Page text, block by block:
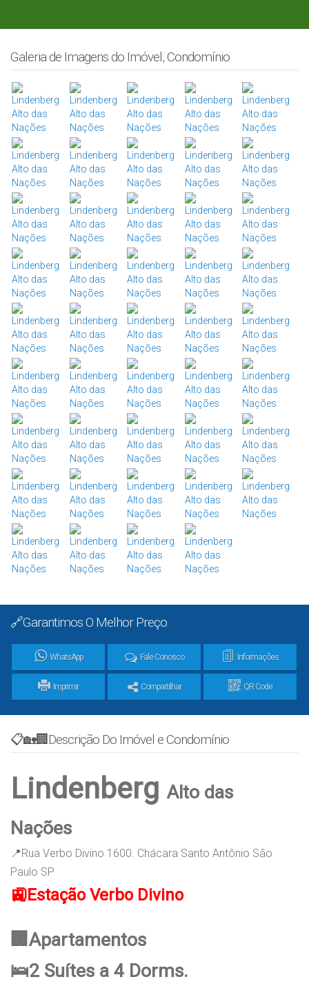
Galeria de Imagens do Imóvel, Condomínio
🔗Garantimos O Melhor Preço.
WhatsApp Fale Conosco Informações
Imprimir Compartilhar QR Code
📋🏡🏢Descrição Do Imóvel e Condomínio
Lindenberg Alto das
Nações
📍Rua Verbo Divino 1600. Chácara Santo Antônio São
Paulo SP
🚉Estação Verbo Divino
🏢Apartamentos
🛌2 Suítes a 4 Dorms.